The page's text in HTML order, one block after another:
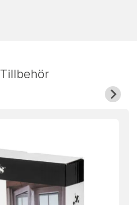
Tillbehör